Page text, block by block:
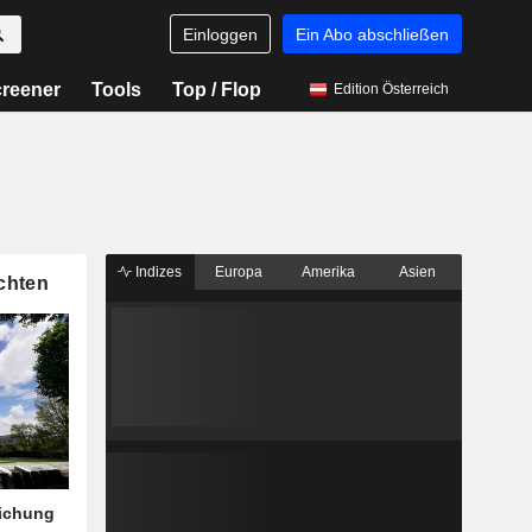
Einloggen Ein Abo abschließen
Tools Top / Flop Edition Österreich
Indizes Europa Amerika Asien